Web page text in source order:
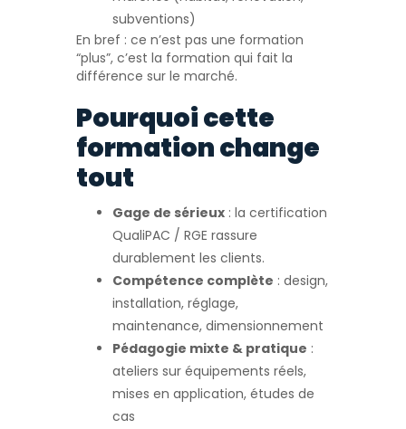
subventions)
En bref : ce n’est pas une formation
“plus”, c’est la formation qui fait la
différence sur le marché.
Pourquoi cette
formation change
tout
Gage de sérieux : la certification
QualiPAC / RGE rassure
durablement les clients.
Compétence complète : design,
installation, réglage,
maintenance, dimensionnement
Pédagogie mixte & pratique :
ateliers sur équipements réels,
mises en application, études de
cas